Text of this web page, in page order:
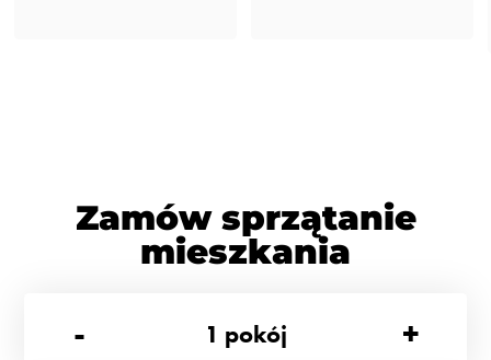
Zamów sprzątanie
mieszkania
-
1 pokój +